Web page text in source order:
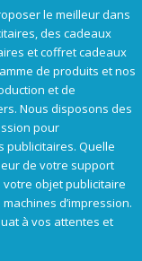
le meilleur dans
des cadeaux
et coffret cadeaux
de produits et nos
et de
Nous disposons des
pour
publicitaires. Quelle
de votre support
objet publicitaire
d’impression.
à vos attentes et